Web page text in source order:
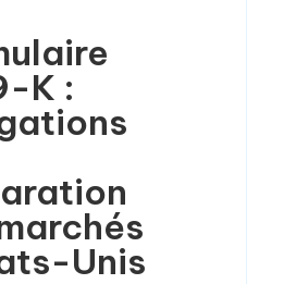
K :
Unis